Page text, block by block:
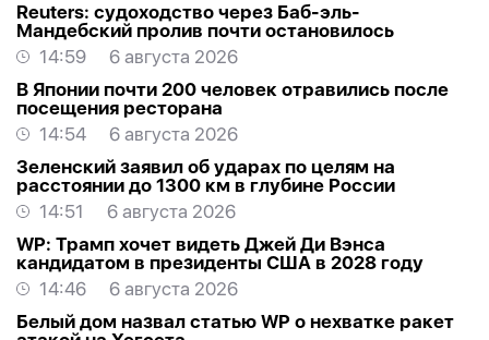
Reuters: судоходство через Баб-эль-
Мандебский пролив почти остановилось
14:59
6 августа 2026
В Японии почти 200 человек отравились после
посещения ресторана
14:54
6 августа 2026
Зеленский заявил об ударах по целям на
расстоянии до 1300 км в глубине России
14:51
6 августа 2026
WP: Трамп хочет видеть Джей Ди Вэнса
кандидатом в президенты США в 2028 году
14:46
6 августа 2026
Белый дом назвал статью WP о нехватке ракет